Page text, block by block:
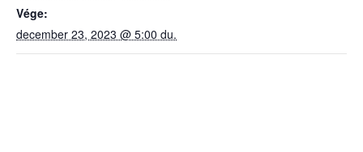
Vége:
december 23, 2023 @ 5:00 du.